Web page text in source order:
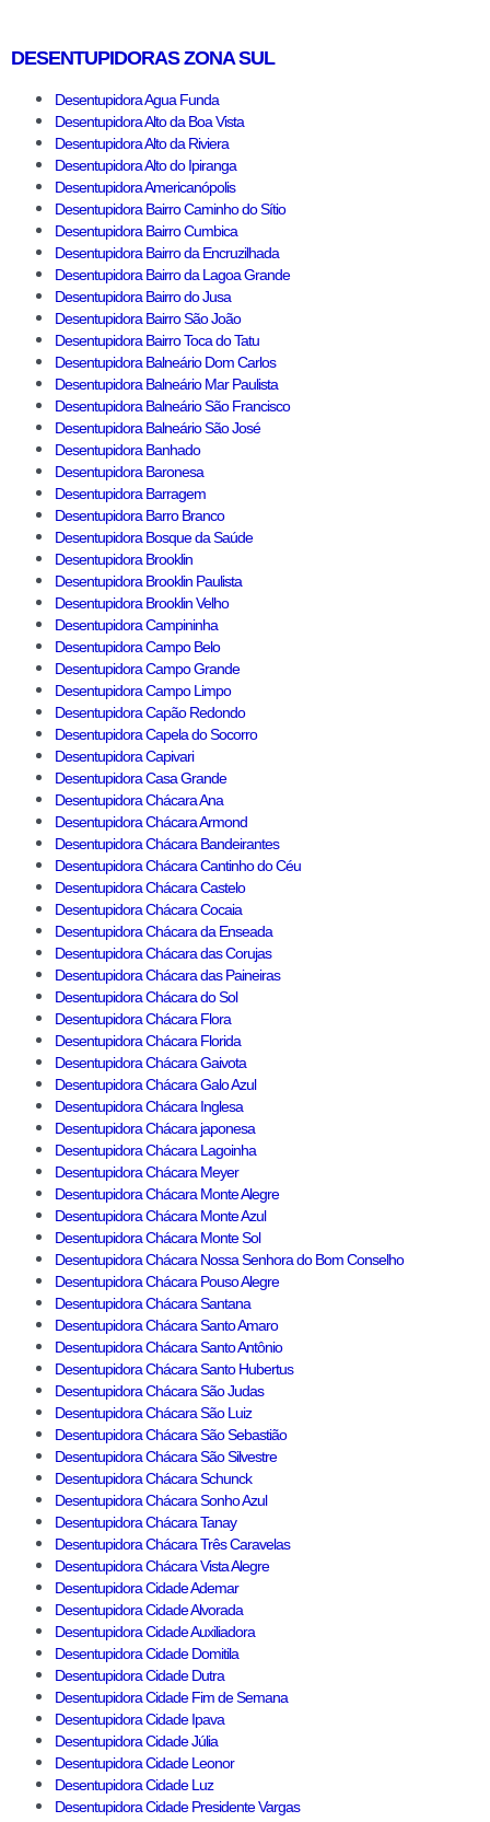
DESENTUPIDORAS ZONA SUL
Desentupidora Agua Funda
Desentupidora Alto da Boa Vista
Desentupidora Alto da Riviera
Desentupidora Alto do Ipiranga
Desentupidora Americanópolis
Desentupidora Bairro Caminho do Sítio
Desentupidora Bairro Cumbica
Desentupidora Bairro da Encruzilhada
Desentupidora Bairro da Lagoa Grande
Desentupidora Bairro do Jusa
Desentupidora Bairro São João
Desentupidora Bairro Toca do Tatu
Desentupidora Balneário Dom Carlos
Desentupidora Balneário Mar Paulista
Desentupidora Balneário São Francisco
Desentupidora Balneário São José
Desentupidora Banhado
Desentupidora Baronesa
Desentupidora Barragem
Desentupidora Barro Branco
Desentupidora Bosque da Saúde
Desentupidora Brooklin
Desentupidora Brooklin Paulista
Desentupidora Brooklin Velho
Desentupidora Campininha
Desentupidora Campo Belo
Desentupidora Campo Grande
Desentupidora Campo Limpo
Desentupidora Capão Redondo
Desentupidora Capela do Socorro
Desentupidora Capivari
Desentupidora Casa Grande
Desentupidora Chácara Ana
Desentupidora Chácara Armond
Desentupidora Chácara Bandeirantes
Desentupidora Chácara Cantinho do Céu
Desentupidora Chácara Castelo
Desentupidora Chácara Cocaia
Desentupidora Chácara da Enseada
Desentupidora Chácara das Corujas
Desentupidora Chácara das Paineiras
Desentupidora Chácara do Sol
Desentupidora Chácara Flora
Desentupidora Chácara Florida
Desentupidora Chácara Gaivota
Desentupidora Chácara Galo Azul
Desentupidora Chácara Inglesa
Desentupidora Chácara japonesa
Desentupidora Chácara Lagoinha
Desentupidora Chácara Meyer
Desentupidora Chácara Monte Alegre
Desentupidora Chácara Monte Azul
Desentupidora Chácara Monte Sol
Desentupidora Chácara Nossa Senhora do Bom Conselho
Desentupidora Chácara Pouso Alegre
Desentupidora Chácara Santana
Desentupidora Chácara Santo Amaro
Desentupidora Chácara Santo Antônio
Desentupidora Chácara Santo Hubertus
Desentupidora Chácara São Judas
Desentupidora Chácara São Luiz
Desentupidora Chácara São Sebastião
Desentupidora Chácara São Silvestre
Desentupidora Chácara Schunck
Desentupidora Chácara Sonho Azul
Desentupidora Chácara Tanay
Desentupidora Chácara Três Caravelas
Desentupidora Chácara Vista Alegre
Desentupidora Cidade Ademar
Desentupidora Cidade Alvorada
Desentupidora Cidade Auxiliadora
Desentupidora Cidade Domitila
Desentupidora Cidade Dutra
Desentupidora Cidade Fim de Semana
Desentupidora Cidade Ipava
Desentupidora Cidade Júlia
Desentupidora Cidade Leonor
Desentupidora Cidade Luz
Desentupidora Cidade Presidente Vargas